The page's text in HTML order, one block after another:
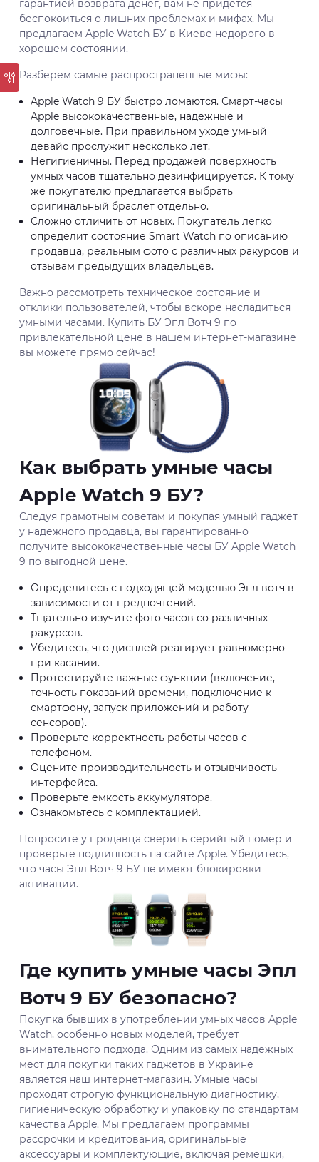
гарантией возврата денег, вам не придется
беспокоиться о лишних проблемах и мифах. Мы
предлагаем Apple Watch БУ в Киеве недорого в
хорошем состоянии.
Разберем самые распространенные мифы:
Apple Watch 9 БУ быстро ломаются. Смарт-часы
Apple высококачественные, надежные и
долговечные. При правильном уходе умный
девайс прослужит несколько лет.
Негигиеничны. Перед продажей поверхность
умных часов тщательно дезинфицируется. К тому
же покупателю предлагается выбрать
оригинальный браслет отдельно.
Сложно отличить от новых. Покупатель легко
определит состояние Smart Watch по описанию
продавца, реальным фото с различных ракурсов и
отзывам предыдущих владельцев.
Важно рассмотреть техническое состояние и
отклики пользователей, чтобы вскоре насладиться
умными часами. Купить БУ Эпл Вотч 9 по
привлекательной цене в нашем интернет-магазине
вы можете прямо сейчас!
Как выбрать умные часы
Apple Watch 9 БУ?
Следуя грамотным советам и покупая умный гаджет
у надежного продавца, вы гарантированно
получите высококачественные часы БУ Apple Watch
9 по выгодной цене.
Определитесь с подходящей моделью Эпл вотч в
зависимости от предпочтений.
Тщательно изучите фото часов со различных
ракурсов.
Убедитесь, что дисплей реагирует равномерно
при касании.
Протестируйте важные функции (включение,
точность показаний времени, подключение к
смартфону, запуск приложений и работу
сенсоров).
Проверьте корректность работы часов с
телефоном.
Оцените производительность и отзывчивость
интерфейса.
Проверьте емкость аккумулятора.
Ознакомьтесь с комплектацией.
Попросите у продавца сверить серийный номер и
проверьте подлинность на сайте Apple. Убедитесь,
что часы Эпл Вотч 9 БУ не имеют блокировки
активации.
Где купить умные часы Эпл
Вотч 9 БУ безопасно?
Покупка бывших в употреблении умных часов Apple
Watch, особенно новых моделей, требует
внимательного подхода. Одним из самых надежных
мест для покупки таких гаджетов в Украине
является наш интернет-магазин. Умные часы
проходят строгую функциональную диагностику,
гигиеническую обработку и упаковку по стандартам
качества Apple. Мы предлагаем программы
рассрочки и кредитования, оригинальные
аксессуары и комплектующие, включая ремешки,